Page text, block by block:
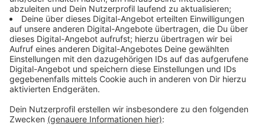
Rheinland-Pfalz dabei. Der neue Vertrag soll die
zukünftige bundespolitische Stellung Bonn als
zweites Regierungszentrum regeln. Unter anderem
geht es auch um die Ministerien, die noch in Bonn
angesiedelt sind, darunter Verteidigung, Umwelt und
Landwirtschaft.CM